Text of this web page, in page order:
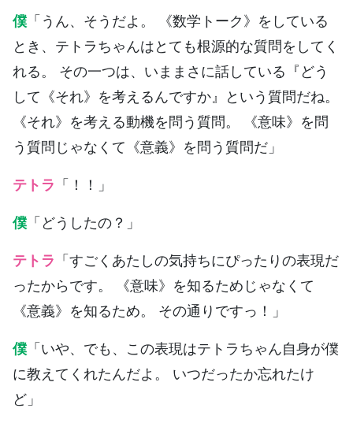
僕 「うん、そうだよ。 《数学トーク》をしている
とき、テトラちゃんはとても根源的な質問をしてく
れる。 その一つは、いままさに話している『どう
して《それ》を考えるんですか』という質問だね。
《それ》を考える動機を問う質問。 《意味》を問
う質問じゃなくて《意義》を問う質問だ」
テトラ 「！！」
僕 「どうしたの？」
テトラ 「すごくあたしの気持ちにぴったりの表現だ
ったからです。 《意味》を知るためじゃなくて
《意義》を知るため。 その通りですっ！」
僕 「いや、でも、この表現はテトラちゃん自身が僕
に教えてくれたんだよ。 いつだったか忘れたけ
ど」